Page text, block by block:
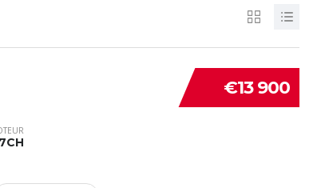
€13 900